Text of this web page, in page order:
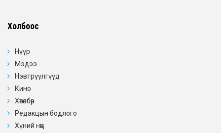
Холбоос
Нүүр
Мэдээ
Нэвтрүүлгүүд
Кино
Хөтөлбөр
Редакцын бодлого
Хүний нөөц